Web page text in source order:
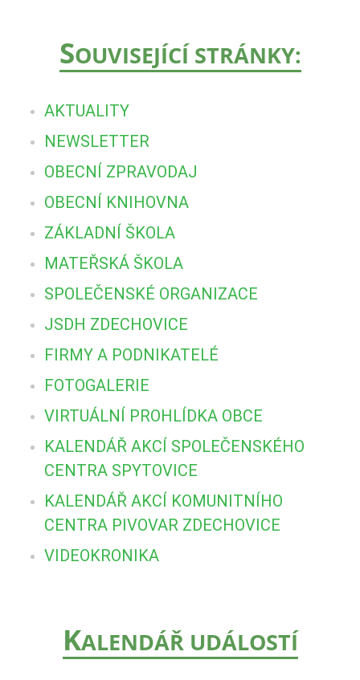
SOUVISEJÍCÍ STRÁNKY:
AKTUALITY
NEWSLETTER
OBECNÍ ZPRAVODAJ
OBECNÍ KNIHOVNA
ZÁKLADNÍ ŠKOLA
MATEŘSKÁ ŠKOLA
SPOLEČENSKÉ ORGANIZACE
JSDH ZDECHOVICE
FIRMY A PODNIKATELÉ
FOTOGALERIE
VIRTUÁLNÍ PROHLÍDKA OBCE
KALENDÁŘ AKCÍ SPOLEČENSKÉHO
CENTRA SPYTOVICE
KALENDÁŘ AKCÍ KOMUNITNÍHO
CENTRA PIVOVAR ZDECHOVICE
VIDEOKRONIKA
KALENDÁŘ UDÁLOSTÍ